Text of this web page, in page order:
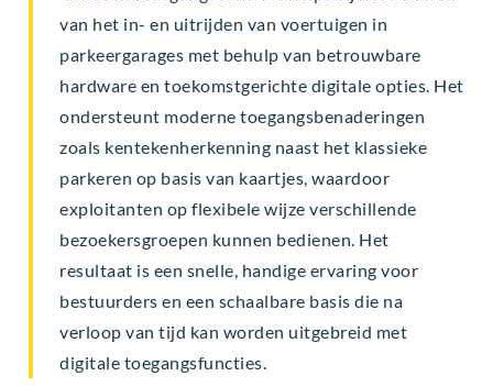
van het in- en uitrijden van voertuigen in
parkeergarages met behulp van betrouwbare
hardware en toekomstgerichte digitale opties. Het
ondersteunt moderne toegangsbenaderingen
zoals kentekenherkenning naast het klassieke
parkeren op basis van kaartjes, waardoor
exploitanten op flexibele wijze verschillende
bezoekersgroepen kunnen bedienen. Het
resultaat is een snelle, handige ervaring voor
bestuurders en een schaalbare basis die na
verloop van tijd kan worden uitgebreid met
digitale toegangsfuncties.